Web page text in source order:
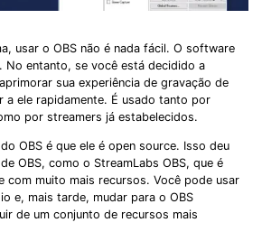
usar o OBS não é nada fácil. O software
No entanto, se você está decidido a
sua experiência de gravação de
a ele rapidamente. É usado tanto por
por streamers já estabelecidos.
OBS é que ele é open source. Isso deu
OBS, como o StreamLabs OBS, que é
com muito mais recursos. Você pode usar
e, mais tarde, mudar para o OBS
de um conjunto de recursos mais